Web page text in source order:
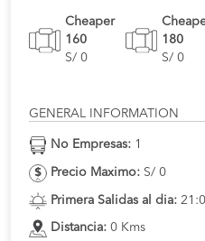
Cheaper
160
S/ 0
180
S/ 0
GENERAL INFORMATION
No Empresas: 1
Precio Maximo: S/ 0
Primera Salidas al dia:
Distancia: 0 Kms